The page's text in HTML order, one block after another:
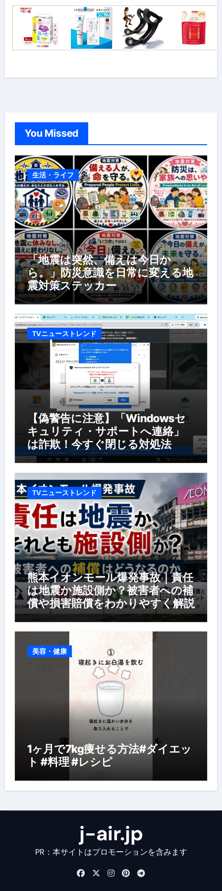
You Missed
生活・ライフ
「地震は突然、備えは今日か
ら。」防災意識を日常に変える地
震対策ステッカー
TVニューストレンド
【偽警告に注意】「Windowsセ
キュリティ・サポートへ連絡」
は詐欺！今すぐ閉じる対処法
TVニューストレンド
熊本イオンモール爆発事故｜責任
は地震か施設側か？被害者への補
償や損害賠償をわかりやすく解説
美容・健康
1ヶ月で7kg痩せる方法#ダイエッ
ト #料理 #レシピ
j-air.jp
PR：本サイトはプロモーションを含みます